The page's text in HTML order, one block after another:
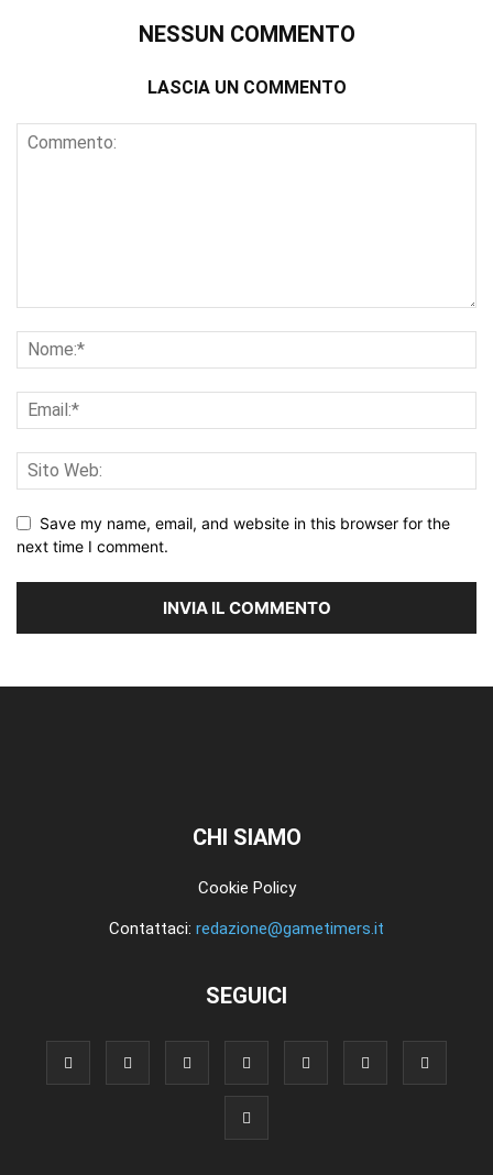
NESSUN COMMENTO
LASCIA UN COMMENTO
Save my name, email, and website in this browser for the
next time I comment.
CHI SIAMO
Cookie Policy
Contattaci: redazione@gametimers.it
SEGUICI